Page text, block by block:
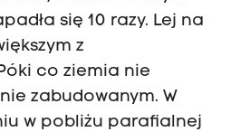
się 10 razy. Lej na
z
co ziemia nie
zabudowanym. W
w pobliżu parafialnej